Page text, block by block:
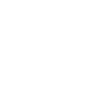
3